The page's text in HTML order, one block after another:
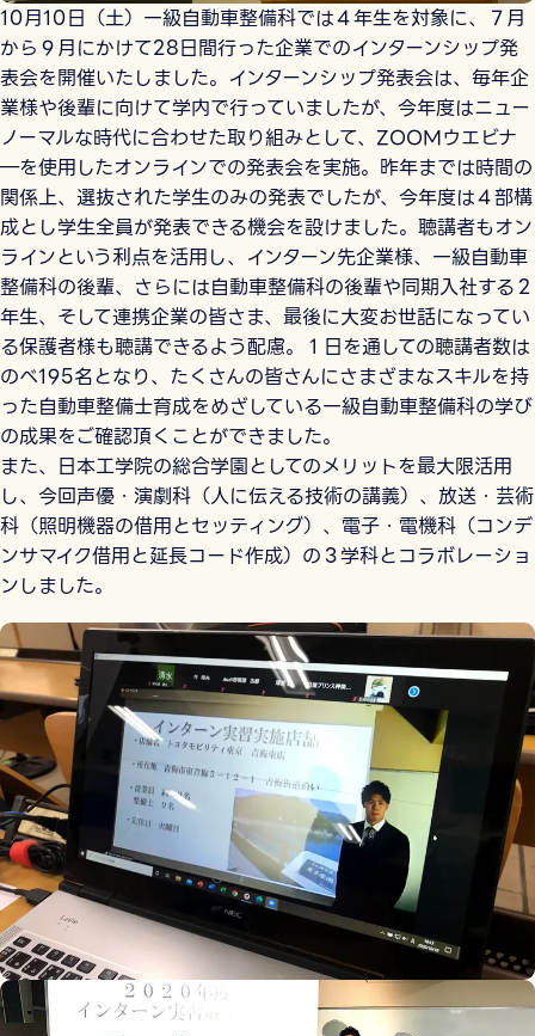
10月10日（土）一級自動車整備科では４年生を対象に、７月
から９月にかけて28日間行った企業でのインターンシップ発
表会を開催いたしました。インターンシップ発表会は、毎年企
業様や後輩に向けて学内で行っていましたが、今年度はニュー
ノーマルな時代に合わせた取り組みとして、ZOOMウエビナ
―を使用したオンラインでの発表会を実施。昨年までは時間の
関係上、選抜された学生のみの発表でしたが、今年度は４部構
成とし学生全員が発表できる機会を設けました。聴講者もオン
ラインという利点を活用し、インターン先企業様、一級自動車
整備科の後輩、さらには自動車整備科の後輩や同期入社する２
年生、そして連携企業の皆さま、最後に大変お世話になってい
る保護者様も聴講できるよう配慮。１日を通しての聴講者数は
のべ195名となり、たくさんの皆さんにさまざまなスキルを持
った自動車整備士育成をめざしている一級自動車整備科の学び
の成果をご確認頂くことができました。
また、日本工学院の総合学園としてのメリットを最大限活用
し、今回声優・演劇科（人に伝える技術の講義）、放送・芸術
科（照明機器の借用とセッティング）、電子・電機科（コンデ
ンサマイク借用と延長コード作成）の３学科とコラボレーショ
ンしました。